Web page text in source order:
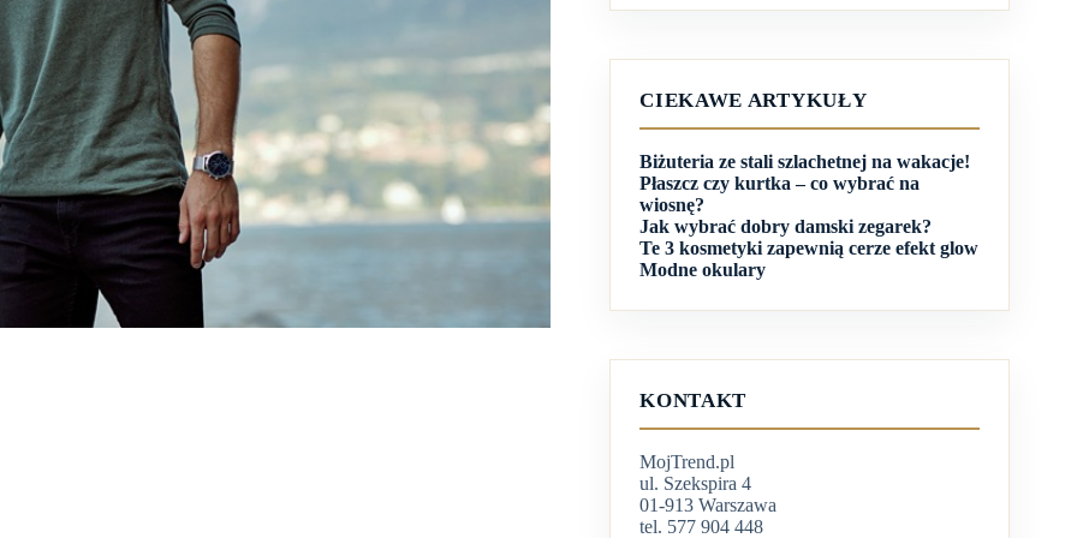
CIEKAWE ARTYKUŁY
Biżuteria ze stali szlachetnej na wakacje!
Płaszcz czy kurtka – co wybrać na
wiosnę?
Jak wybrać dobry damski zegarek?
Te 3 kosmetyki zapewnią cerze efekt glow
Modne okulary
KONTAKT
MojTrend.pl
ul. Szekspira 4
01-913 Warszawa
tel. 577 904 448